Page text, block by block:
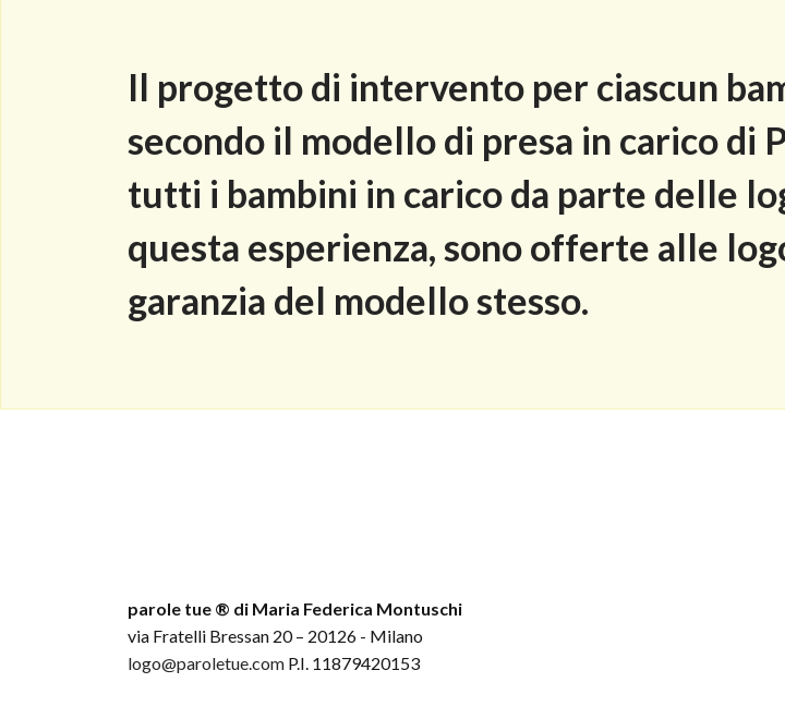
Il progetto di intervento per ciascun
secondo il modello di presa in carico di
tutti i bambini in carico da parte delle
questa esperienza, sono offerte alle
garanzia del modello stesso.
parole tue ® di Maria Federica Montuschi
via Fratelli Bressan 20 – 20126 - Milano
logo@paroletue.com P.I. 11879420153